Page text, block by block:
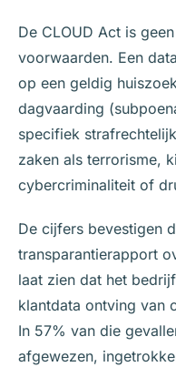
De CLOUD Act is
voorwaarden. Een
op een geldig
dagvaarding
specifiek
zaken als terrorisme,
cybercriminaliteit of
De cijfers bevestigen
transparantierapport
laat zien dat het
klantdata ontving van
In 57% van die
afgewezen,